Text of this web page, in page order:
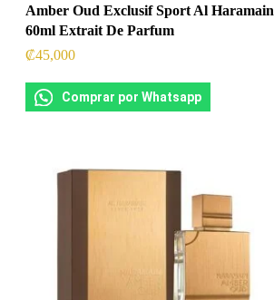
Amber Oud Exclusif Sport Al Haramain
60ml Extrait De Parfum
₡45,000
Comprar por Whatsapp